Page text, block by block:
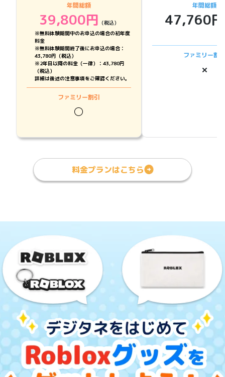
年間総額
39,800円 （税込）
※無料体験期間中のお申込の場合の初年度
料金
※無料体験期間終了後にお申込の場合：
43,780円（税込）
※2年目以降の料金（一律）：43,780円
（税込）
詳細は後述の注意事項をご確認ください。
ファミリー割引
◯
年間総額
47,760円
ファミリー割引
×
料金プランはこちら